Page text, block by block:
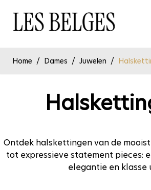
Home / Dames / Juwelen /
Ontdek halskettingen van de
tot expressieve statement pieces:
elegantie en klasse